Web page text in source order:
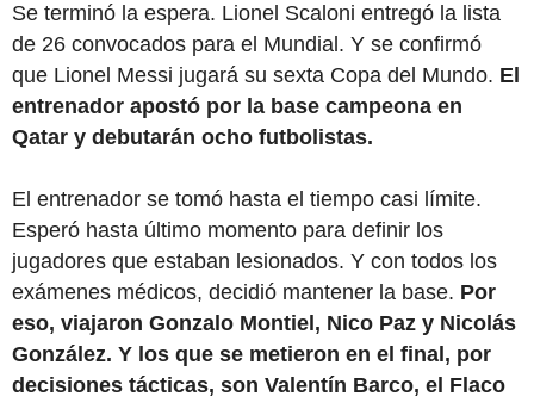
Se terminó la espera. Lionel Scaloni entregó la lista
de 26 convocados para el Mundial. Y se confirmó
que Lionel Messi jugará su sexta Copa del Mundo. El
entrenador apostó por la base campeona en
Qatar y debutarán ocho futbolistas.
El entrenador se tomó hasta el tiempo casi límite.
Esperó hasta último momento para definir los
jugadores que estaban lesionados. Y con todos los
exámenes médicos, decidió mantener la base. Por
eso, viajaron Gonzalo Montiel, Nico Paz y Nicolás
González. Y los que se metieron en el final, por
decisiones tácticas, son Valentín Barco, el Flaco